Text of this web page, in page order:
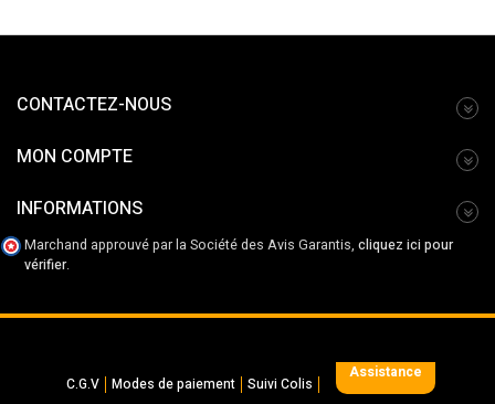
CONTACTEZ-NOUS
MON COMPTE
INFORMATIONS
Marchand approuvé par la Société des Avis Garantis, cliquez ici pour
vérifier.
C.G.V Modes de paiement Suivi Colis
Assistance